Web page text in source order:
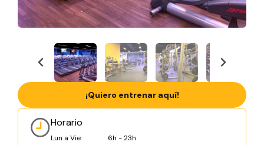
Horario
Lun a Vie
6h - 23h
¡Quiero entrenar aquí!